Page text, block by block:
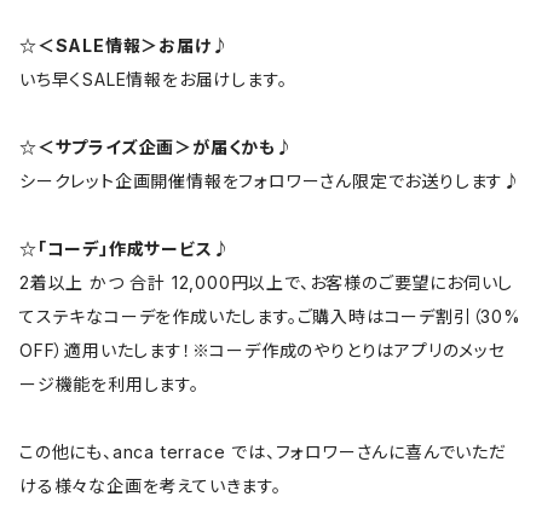
☆＜SALE情報＞お届け♪
いち早くSALE情報をお届けします。
☆＜サプライズ企画＞が届くかも♪
シークレット企画開催情報をフォロワーさん限定でお送りします♪
☆「コーデ」作成サービス♪
2着以上 かつ 合計 12,000円以上で、お客様のご要望にお伺いし
てステキなコーデを作成いたします。ご購入時はコーデ割引（30%
OFF）適用いたします！※コーデ作成のやりとりはアプリのメッセ
ージ機能を利用します。
この他にも、anca terrace では、フォロワーさんに喜んでいただ
ける様々な企画を考えていきます。